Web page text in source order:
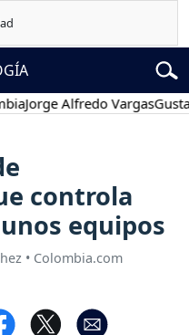
Alfredo VargasGustavo
controla
equipos
• Colombia.com